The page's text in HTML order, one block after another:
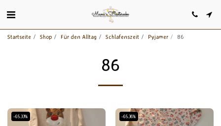
Startseite Shop Für den Alltag Schlafenszeit Pyjamer 86
86
-65.33% -65.36%